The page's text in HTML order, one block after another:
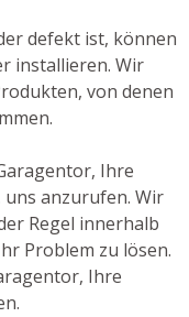
defekt ist, können
installieren. Wir
von denen
Ihre
uns anzurufen. Wir
Regel innerhalb
Problem zu lösen.
Ihre